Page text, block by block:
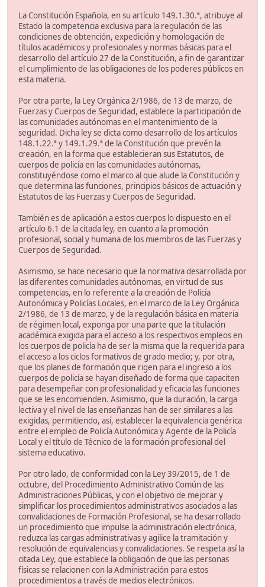
La Constitución Española, en su artículo 149.1.30.ª, atribuye al
Estado la competencia exclusiva para la regulación de las
condiciones de obtención, expedición y homologación de
títulos académicos y profesionales y normas básicas para el
desarrollo del artículo 27 de la Constitución, a fin de garantizar
el cumplimiento de las obligaciones de los poderes públicos en
esta materia.
Por otra parte, la Ley Orgánica 2/1986, de 13 de marzo, de
Fuerzas y Cuerpos de Seguridad, establece la participación de
las comunidades autónomas en el mantenimiento de la
seguridad. Dicha ley se dicta como desarrollo de los artículos
148.1.22.ª y 149.1.29.ª de la Constitución que prevén la
creación, en la forma que establecieran sus Estatutos, de
cuerpos de policía en las comunidades autónomas,
constituyéndose como el marco al que alude la Constitución y
que determina las funciones, principios básicos de actuación y
Estatutos de las Fuerzas y Cuerpos de Seguridad.
También es de aplicación a estos cuerpos lo dispuesto en el
artículo 6.1 de la citada ley, en cuanto a la promoción
profesional, social y humana de los miembros de las Fuerzas y
Cuerpos de Seguridad.
Asimismo, se hace necesario que la normativa desarrollada por
las diferentes comunidades autónomas, en virtud de sus
competencias, en lo referente a la creación de Policía
Autonómica y Policías Locales, en el marco de la Ley Orgánica
2/1986, de 13 de marzo, y de la regulación básica en materia
de régimen local, exponga por una parte que la titulación
académica exigida para el acceso a los respectivos empleos en
los cuerpos de policía ha de ser la misma que la requerida para
el acceso a los ciclos formativos de grado medio; y, por otra,
que los planes de formación que rigen para el ingreso a los
cuerpos de policía se hayan diseñado de forma que capaciten
para desempeñar con profesionalidad y eficacia las funciones
que se les encomienden. Asimismo, que la duración, la carga
lectiva y el nivel de las enseñanzas han de ser similares a las
exigidas, permitiendo, así, establecer la equivalencia genérica
entre el empleo de Policía Autonómica y Agente de la Policía
Local y el título de Técnico de la formación profesional del
sistema educativo.
Por otro lado, de conformidad con la Ley 39/2015, de 1 de
octubre, del Procedimiento Administrativo Común de las
Administraciones Públicas, y con el objetivo de mejorar y
simplificar los procedimientos administrativos asociados a las
convalidaciones de Formación Profesional, se ha desarrollado
un procedimiento que impulse la administración electrónica,
reduzca las cargas administrativas y agilice la tramitación y
resolución de equivalencias y convalidaciones. Se respeta así la
citada Ley, que establece la obligación de que las personas
físicas se relacionen con la Administración para estos
procedimientos a través de medios electrónicos.